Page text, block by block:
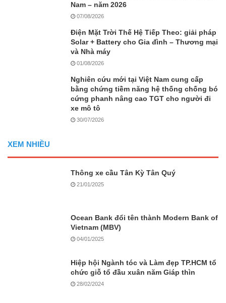
Nam – năm 2026
07/08/2026
Điện Mặt Trời Thế Hệ Tiếp Theo: giải pháp
Solar + Battery cho Gia đình – Thương mại
và Nhà máy
01/08/2026
Nghiên cứu mới tại Việt Nam cung cấp
bằng chứng tiềm năng hệ thống chống bó
cứng phanh nâng cao TGT cho người đi
xe mô tô
30/07/2026
XEM NHIỀU
Thông xe cầu Tân Kỳ Tân Quý
21/01/2025
Ocean Bank đổi tên thành Modern Bank of
Vietnam (MBV)
04/01/2025
Hiệp hội Ngành tóc và Làm đẹp TP.HCM tổ
chức giỗ tổ đầu xuân năm Giáp thìn
28/02/2024